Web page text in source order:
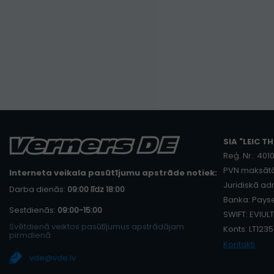
Interneta veikala pasūtījumu apstrāde notiek:
Darba dienās: 09:00 līdz 18:00
Sestdienās: 09:00-15:00
Svētdienā veiktos pasūtījumus apstrādājam
pirmdienā.
vde@vde.lv
SIA "LEIC
Reģ. Nr.:
PVN
Juridiskā
Banka:
SWIFT:
Konts:
Kontakti